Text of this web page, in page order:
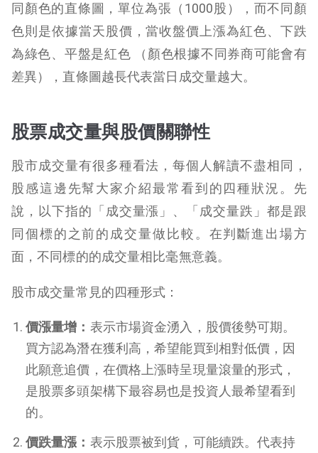
同顏色的直條圖，單位為張（1000股），而不同顏
色則是依據當天股價，當收盤價上漲為紅色、下跌
為綠色、平盤是紅色 （顏色根據不同券商可能會有
差異），直條圖越長代表當日成交量越大。
股票成交量與股價關聯性
股市成交量有很多種看法，每個人解讀不盡相同，
股感這邊先幫大家介紹最常看到的四種狀況。先
說，以下指的「成交量漲」、「成交量跌」都是跟
同個標的之前的成交量做比較。在判斷進出場方
面，不同標的的成交量相比毫無意義。
股市成交量常見的四種形式：
價漲量增： 表示市場資金湧入，股價後勢可期。
買方認為潛在獲利高，希望能買到相對低價，因
此願意追價，在價格上漲時呈現量滾量的形式，
是股票多頭架構下最容易也是投資人最希望看到
的。
價跌量漲： 表示股票被到貨，可能續跌。代表持